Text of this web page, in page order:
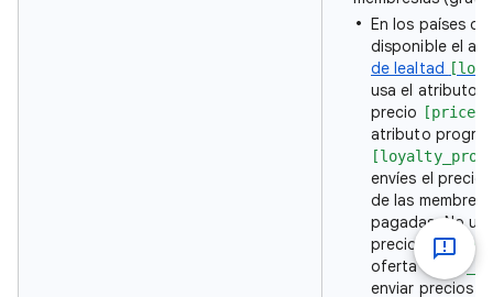
En los países
disponible el
de lealtad
usa el atributo
precio
[price]
atributo
envíes el precio
de las
pagadas. No
precio
[price]
oferta
enviar precios